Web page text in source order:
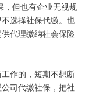
，但也有企业无视规
选择社保代缴。也
代理缴纳社会保险
作的，短期不想断
司代缴社保，把社